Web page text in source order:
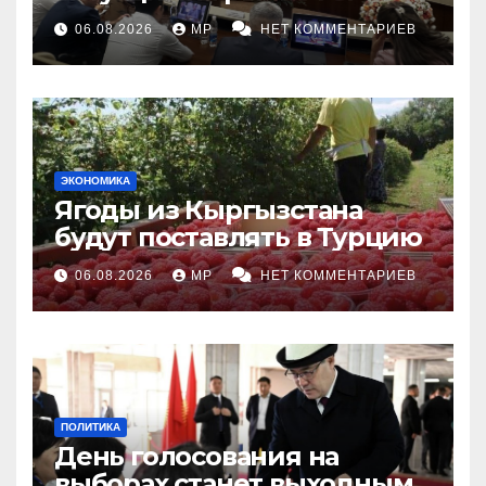
топливными компаниями
06.08.2026 MP НЕТ КОММЕНТАРИЕВ
ЭКОНОМИКА
Ягоды из Кыргызстана
будут поставлять в Турцию
06.08.2026 MP НЕТ КОММЕНТАРИЕВ
ПОЛИТИКА
День голосования на